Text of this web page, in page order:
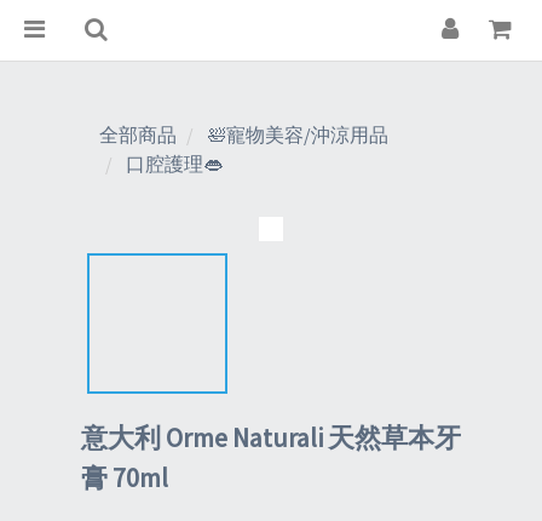
全部商品
🛀寵物美容/沖涼用品
口腔護理👄
意大利 Orme Naturali 天然草本牙
膏 70ml